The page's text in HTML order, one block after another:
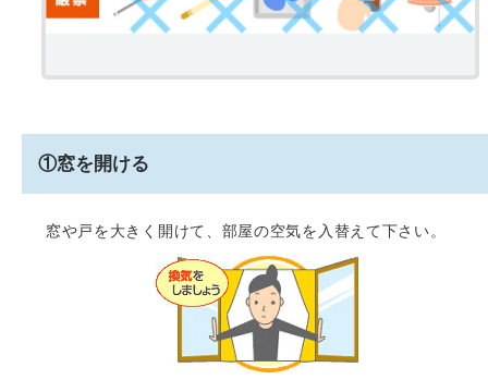
①窓を開ける
窓や戸を大きく開けて、部屋の空気を入替えて下さい。